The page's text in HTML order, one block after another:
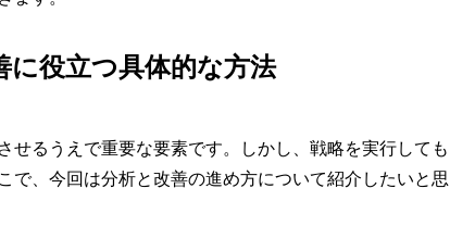
役立つ具体的な方法
せるうえで重要な要素です。しかし、戦略を実行しても
で、今回は分析と改善の進め方について紹介したいと思